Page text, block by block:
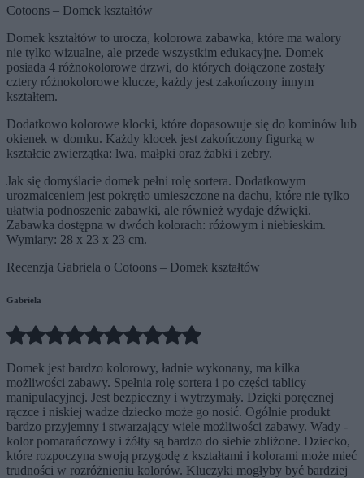
Cotoons – Domek kształtów
Domek kształtów to urocza, kolorowa zabawka, które ma walory
nie tylko wizualne, ale przede wszystkim edukacyjne. Domek
posiada 4 różnokolorowe drzwi, do których dołączone zostały
cztery różnokolorowe klucze, każdy jest zakończony innym
kształtem.
Dodatkowo kolorowe klocki, które dopasowuje się do kominów lub
okienek w domku. Każdy klocek jest zakończony figurką w
kształcie zwierzątka: lwa, małpki oraz żabki i zebry.
Jak się domyślacie domek pełni rolę sortera. Dodatkowym
urozmaiceniem jest pokrętło umieszczone na dachu, które nie tylko
ułatwia podnoszenie zabawki, ale również wydaje dźwięki.
Zabawka dostępna w dwóch kolorach: różowym i niebieskim.
Wymiary: 28 x 23 x 23 cm.
Recenzja Gabriela o Cotoons – Domek kształtów
Gabriela
Domek jest bardzo kolorowy, ładnie wykonany, ma kilka
możliwości zabawy. Spełnia rolę sortera i po części tablicy
manipulacyjnej. Jest bezpieczny i wytrzymały. Dzięki poręcznej
rączce i niskiej wadze dziecko może go nosić. Ogólnie produkt
bardzo przyjemny i stwarzający wiele możliwości zabawy. Wady -
kolor pomarańczowy i żółty są bardzo do siebie zbliżone. Dziecko,
które rozpoczyna swoją przygodę z kształtami i kolorami może mieć
trudności w rozróżnieniu kolorów. Kluczyki mogłyby być bardziej